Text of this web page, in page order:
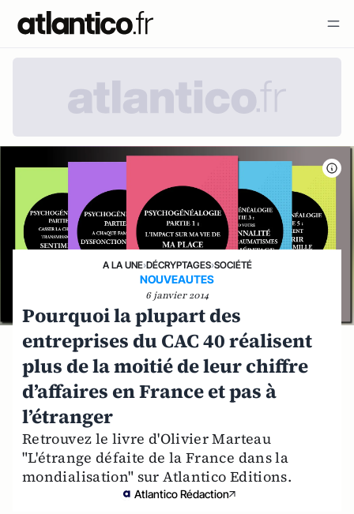
A LA UNE›DÉCRYPTAGES›SOCIÉTÉ
NOUVEAUTES
6 janvier 2014
Pourquoi la plupart des
entreprises du CAC 40 réalisent
plus de la moitié de leur chiffre
d’affaires en France et pas à
l’étranger
Retrouvez le livre d'Olivier Marteau
"L'étrange défaite de la France dans la
mondialisation" sur Atlantico Editions.
Atlantico Rédaction